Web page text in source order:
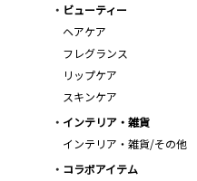
ビューティー
ヘアケア
フレグランス
リップケア
スキンケア
インテリア・雑貨
インテリア・雑貨/その他
コラボアイテム